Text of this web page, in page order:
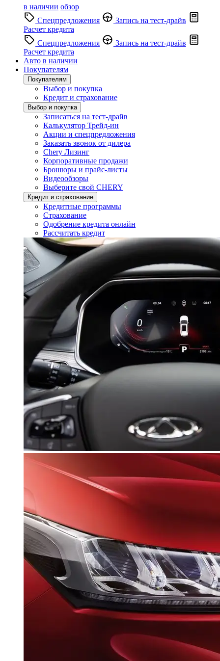
в наличии обзор
Спецпредложения
Запись на тест-драйв
Расчет кредита
Спецпредложения
Запись на тест-драйв
Расчет кредита
Авто в наличии
Покупателям
Покупателям
Выбор и покупка
Кредит и страхование
Выбор и покупка
Записаться на тест-драйв
Калькулятор Трейд-ин
Акции и спецпредложения
Заказать звонок от дилера
Chery Лизинг
Корпоративные продажи
Брошюры и прайс-листы
Видеообзоры
Выберите свой CHERY
Кредит и страхование
Кредитные программы
Страхование
Одобрение кредита онлайн
Рассчитать кредит